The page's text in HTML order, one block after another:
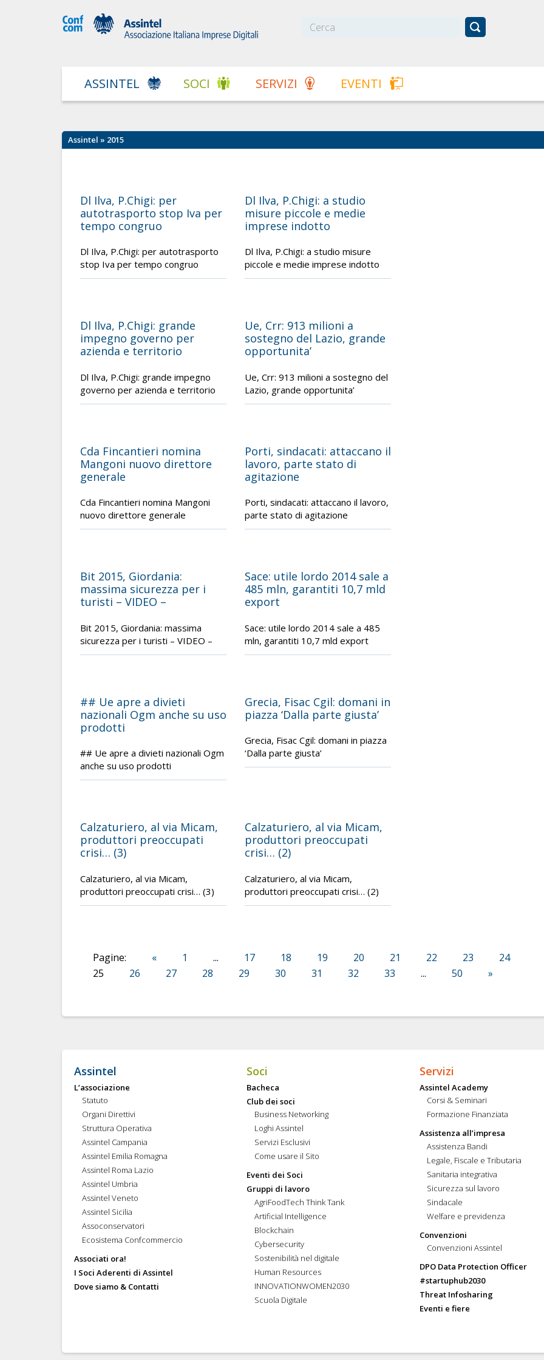
ASSINTEL SOCI SERVIZI EVENTI
Assintel » 2015
Dl Ilva, P.Chigi: per
autotrasporto stop Iva per
tempo congruo
Dl Ilva, P.Chigi: per autotrasporto
stop Iva per tempo congruo
Dl Ilva, P.Chigi: a studio
misure piccole e medie
imprese indotto
Dl Ilva, P.Chigi: a studio misure
piccole e medie imprese indotto
Dl Ilva, P.Chigi: grande
impegno governo per
azienda e territorio
Dl Ilva, P.Chigi: grande impegno
governo per azienda e territorio
Ue, Crr: 913 milioni a
sostegno del Lazio, grande
opportunita’
Ue, Crr: 913 milioni a sostegno del
Lazio, grande opportunita’
Cda Fincantieri nomina
Mangoni nuovo direttore
generale
Cda Fincantieri nomina Mangoni
nuovo direttore generale
Porti, sindacati: attaccano il
lavoro, parte stato di
agitazione
Porti, sindacati: attaccano il lavoro,
parte stato di agitazione
Bit 2015, Giordania:
massima sicurezza per i
turisti – VIDEO –
Bit 2015, Giordania: massima
sicurezza per i turisti – VIDEO –
Sace: utile lordo 2014 sale a
485 mln, garantiti 10,7 mld
export
Sace: utile lordo 2014 sale a 485
mln, garantiti 10,7 mld export
## Ue apre a divieti
nazionali Ogm anche su uso
prodotti
## Ue apre a divieti nazionali Ogm
anche su uso prodotti
Grecia, Fisac Cgil: domani in
piazza ‘Dalla parte giusta’
Grecia, Fisac Cgil: domani in piazza
‘Dalla parte giusta’
Calzaturiero, al via Micam,
produttori preoccupati
crisi… (3)
Calzaturiero, al via Micam,
produttori preoccupati crisi… (3)
Calzaturiero, al via Micam,
produttori preoccupati
crisi… (2)
Calzaturiero, al via Micam,
produttori preoccupati crisi… (2)
Pagine: « 1 ... 17 18 19 20 21 22 23
24
25
26 27 28 29 30 31 32 33 ... 50 »
Assintel
L’associazione
Statuto
Organi Direttivi
Struttura Operativa
Assintel Campania
Assintel Emilia Romagna
Assintel Roma Lazio
Assintel Umbria
Assintel Veneto
Assintel Sicilia
Assoconservatori
Ecosistema Confcommercio
Associati ora!
I Soci Aderenti di Assintel
Dove siamo & Contatti
Soci
Bacheca
Club dei soci
Business Networking
Loghi Assintel
Servizi Esclusivi
Come usare il Sito
Eventi dei Soci
Gruppi di lavoro
AgriFoodTech Think Tank
Artificial Intelligence
Blockchain
Cybersecurity
Sostenibilità nel digitale
Human Resources
INNOVATIONWOMEN2030
Scuola Digitale
Servizi
Assintel Academy
Corsi & Seminari
Formazione Finanziata
Assistenza all’impresa
Assistenza Bandi
Legale, Fiscale e Tributaria
Sanitaria integrativa
Sicurezza sul lavoro
Sindacale
Welfare e previdenza
Convenzioni
Convenzioni Assintel
DPO Data Protection Officer
#startuphub2030
Threat Infosharing
Eventi e fiere